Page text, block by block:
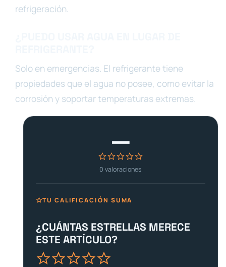
refrigeración.
Solo en emergencias. El refrigerante tiene
propiedades que el agua no posee, como evitar la
corrosión y soportar temperaturas extremas.
—
0 valoraciones
TU CALIFICACIÓN SUMA
¿CUÁNTAS ESTRELLAS MERECE
ESTE ARTÍCULO?